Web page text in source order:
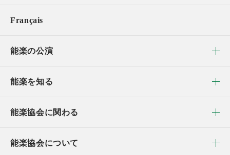
Français
能楽の公演
能楽を知る
能楽協会に関わる
能楽協会について